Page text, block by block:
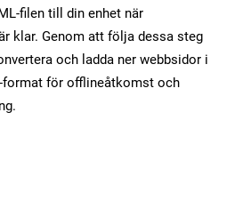
filen till din enhet när
klar. Genom att följa dessa steg
och ladda ner webbsidor i
format för offlineåtkomst och